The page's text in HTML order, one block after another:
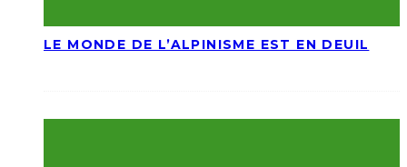
LE MONDE DE L’ALPINISME EST EN DEUIL